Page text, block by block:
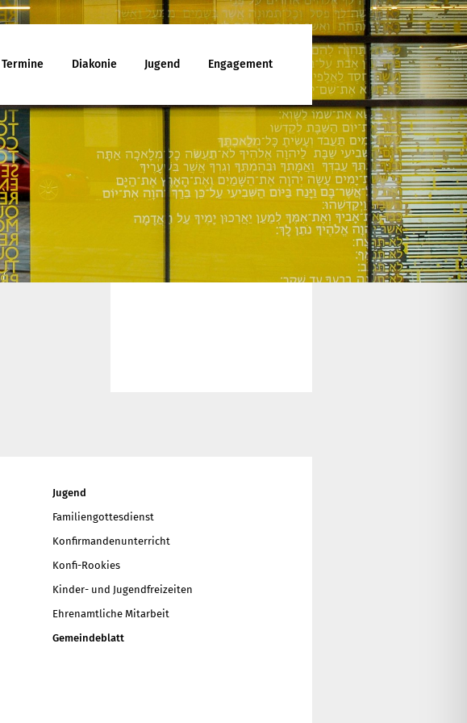
Termine Diakonie Jugend Engagement
Familiengottesdienst
Konfirmandenunterricht
Gemeindeblatt
Jugend
Familiengottesdienst
Konfirmandenunterricht
Konfi-Rookies
Kinder- und Jugendfreizeiten
Ehrenamtliche Mitarbeit
Gemeindeblatt